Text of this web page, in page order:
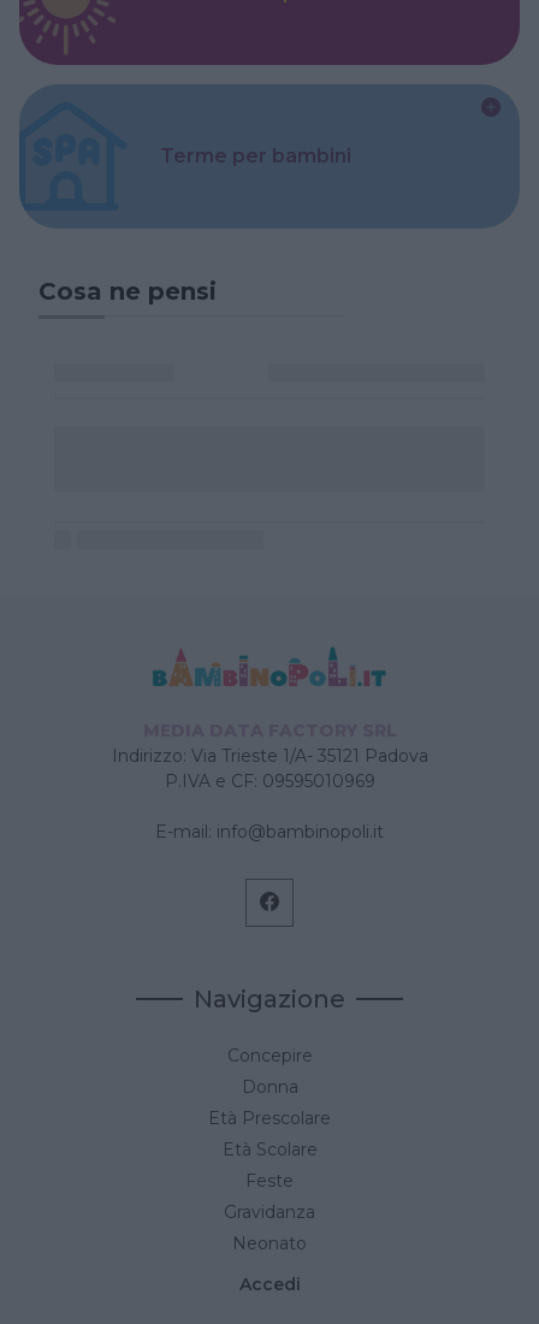
Terme per bambini
Cosa ne pensi
Indirizzo: Via Trieste 1/A- 35121 Padova
P.IVA e CF: 09595010969
E-mail: info@bambinopoli.it
Navigazione
Concepire
Donna
Età Prescolare
Età Scolare
Feste
Gravidanza
Neonato
Accedi